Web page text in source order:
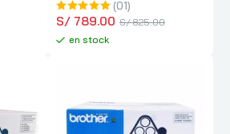
(01)
S/ 825.00
S/ 789.00
en stock